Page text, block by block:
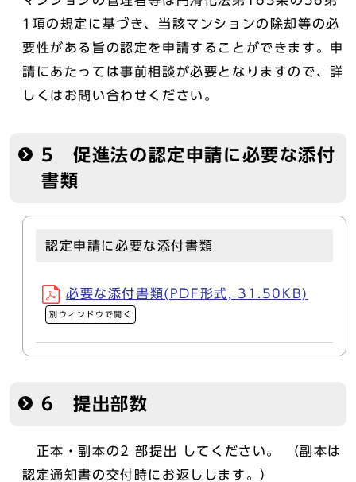
1項の規定に基づき、当該マンションの除却等の必
要性がある旨の認定を申請することができます。申
請にあたっては事前相談が必要となりますので、詳
しくはお問い合わせください。
5 促進法の認定申請に必要な添付
書類
認定申請に必要な添付書類
必要な添付書類(PDF形式, 31.50KB)
別ウィンドウで開く
6 提出部数
正本・副本の2 部提出 してください。 （副本は
認定通知書の交付時にお返しします。）